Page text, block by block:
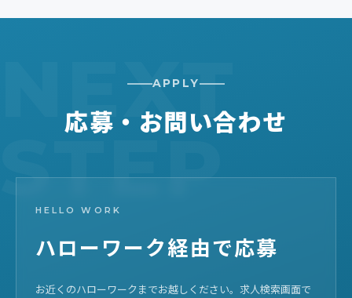
APPLY
応募・お問い合わせ
HELLO WORK
ハローワーク経由で応募
お近くのハローワークまでお越しください。求人検索画面で